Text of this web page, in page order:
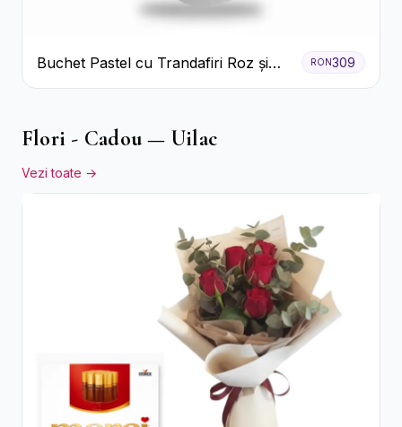
Buchet Pastel cu Trandafiri Roz și
Albi
RON309
Flori - Cadou — Uilac
Vezi toate →